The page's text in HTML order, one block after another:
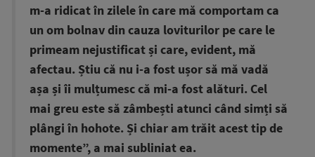
m-a ridicat în zilele în care mă comportam ca
un om bolnav din cauza loviturilor pe care le
primeam nejustificat și care, evident, mă
afectau. Știu că nu i-a fost ușor să mă vadă
așa și îi mulțumesc că mi-a fost alături. Cel
mai greu este să zâmbești atunci când simți să
plângi în hohote. Și chiar am trăit acest tip de
momente”, a mai subliniat ea.